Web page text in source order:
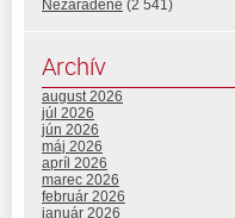
Nezaradené (2 541)
Archív
august 2026
júl 2026
jún 2026
máj 2026
apríl 2026
marec 2026
február 2026
január 2026